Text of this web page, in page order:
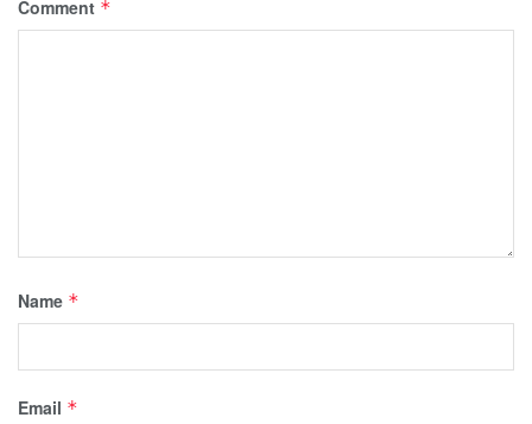
Comment *
Name *
Email *